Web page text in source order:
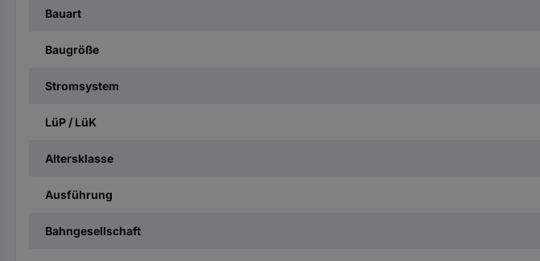
Bauart
Baugröße
Stromsystem
LüP / LüK
Altersklasse
Ausführung
Bahngesellschaft